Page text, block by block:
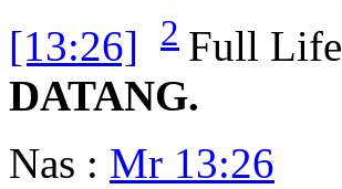
[13:26]
2 Full Life
DATANG.
Nas : Mr 13:26